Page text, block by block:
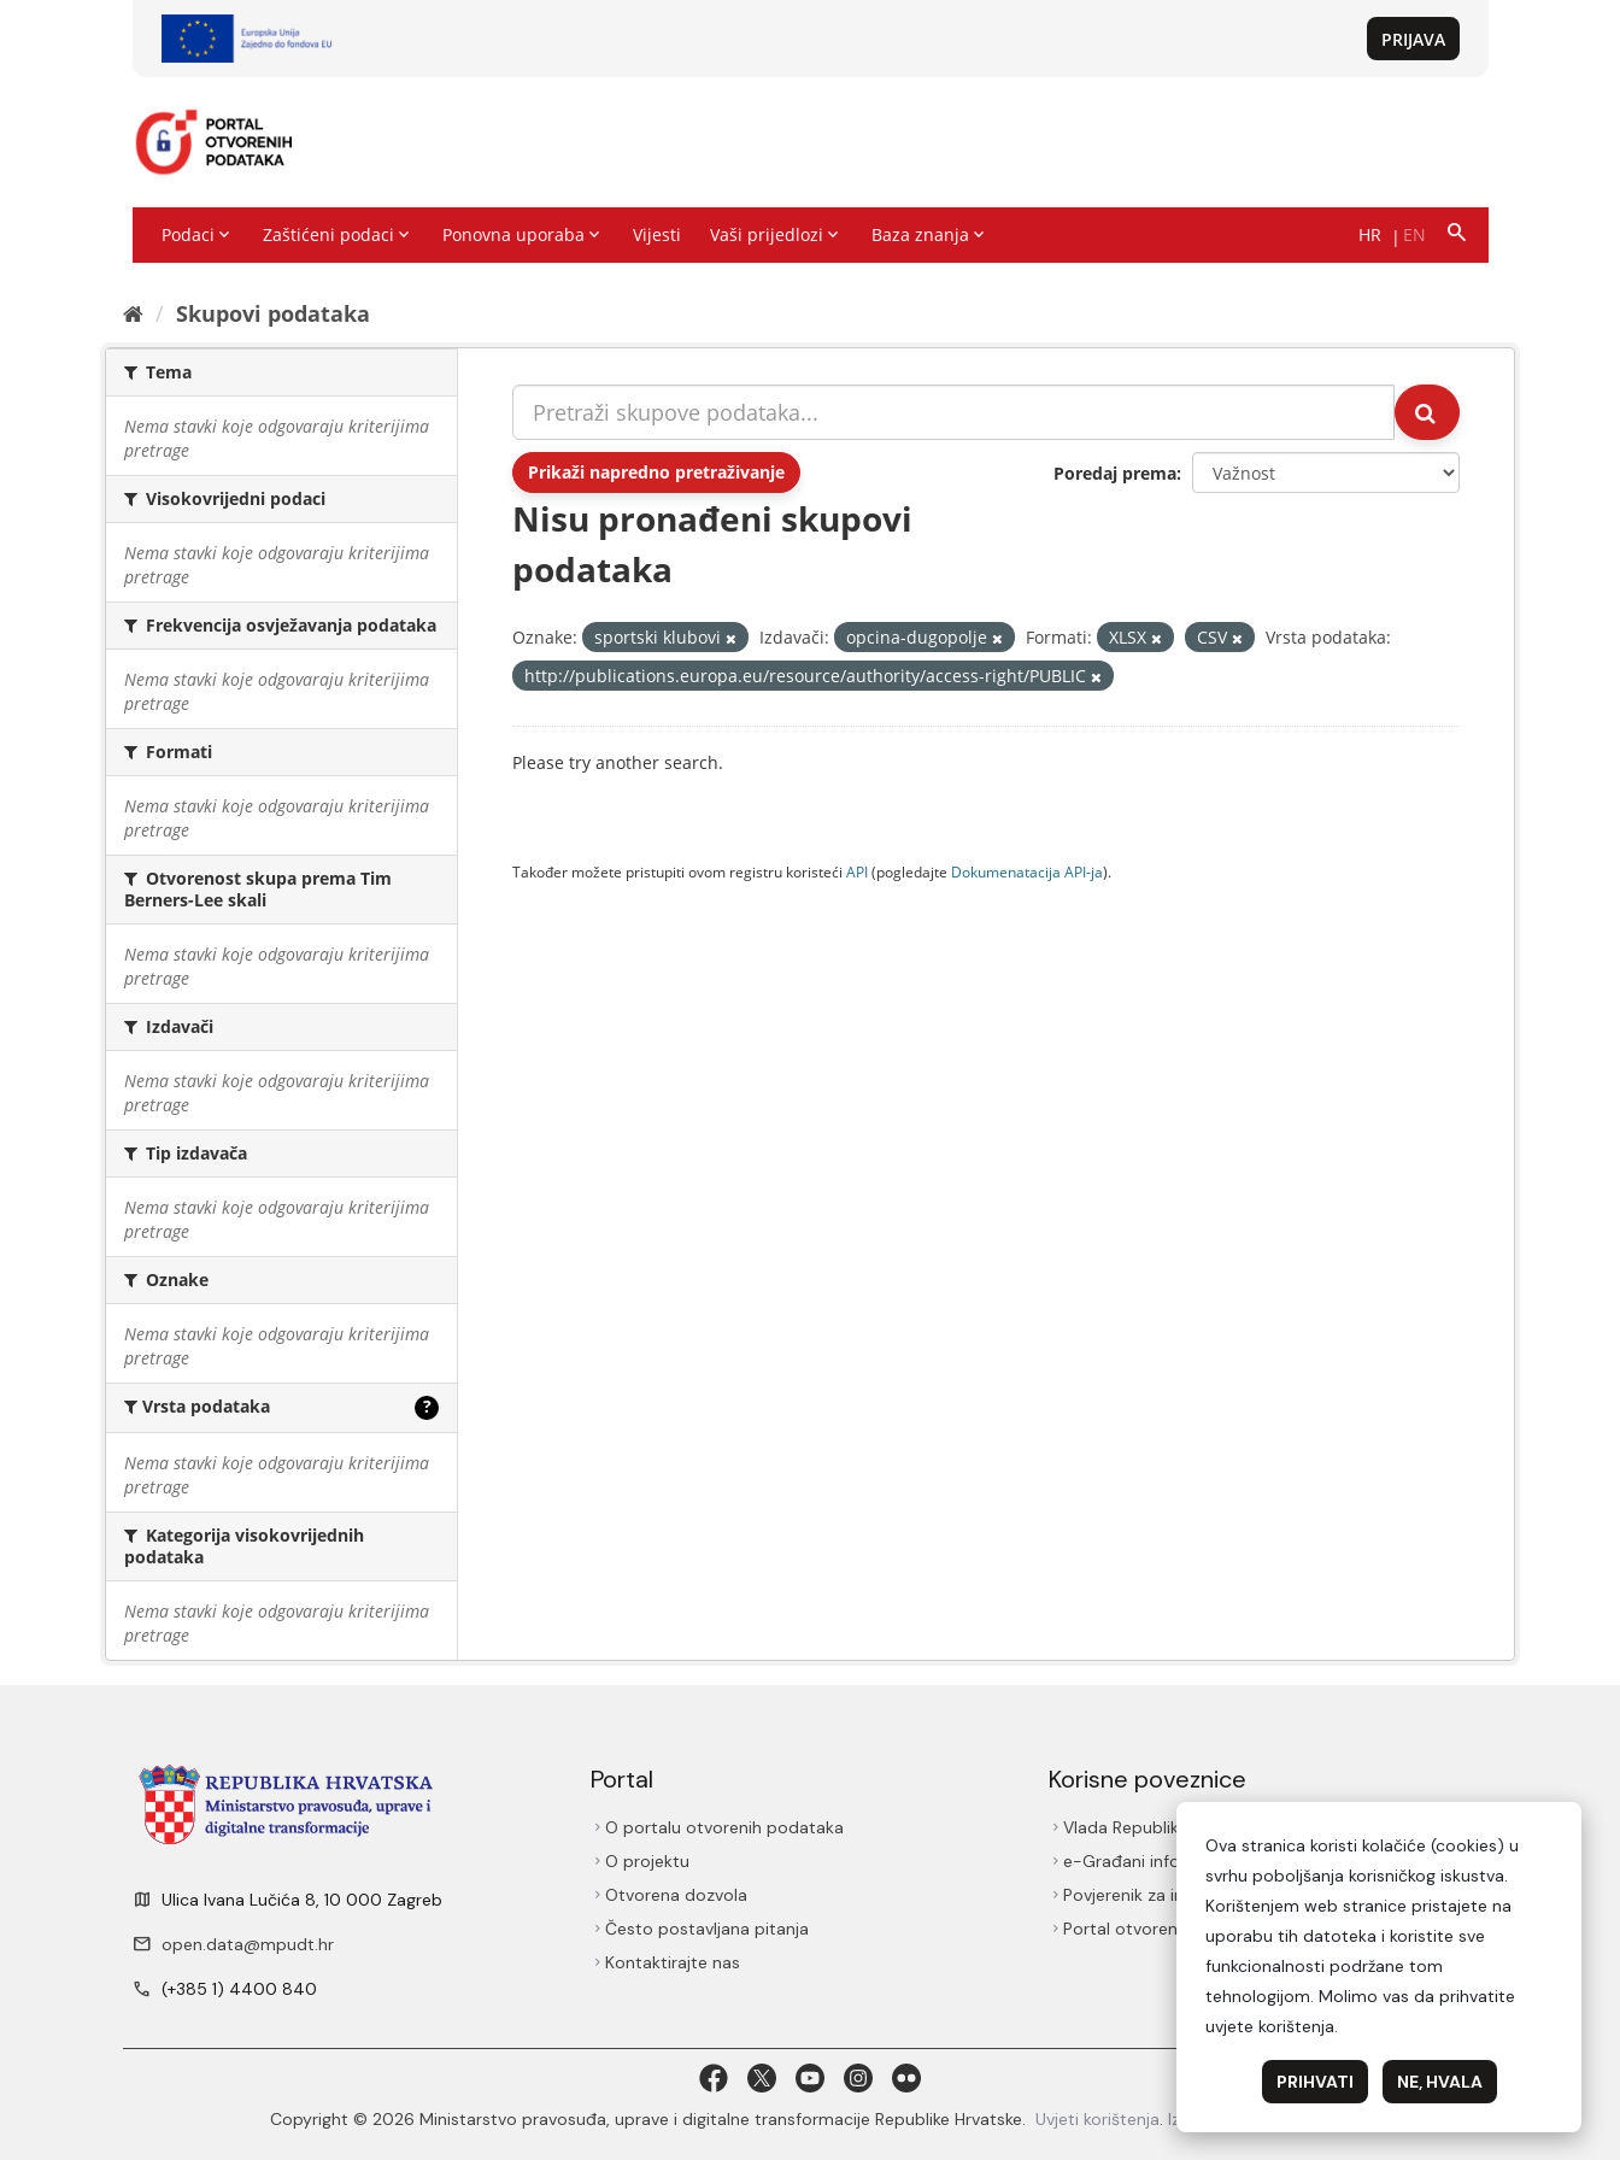
Skupovi podаtаkа
Tema
Nema stavki koje odgovaraju kriterijima
pretrage
Visokovrijedni podaci
Nema stavki koje odgovaraju kriterijima
pretrage
Frekvencija osvježavanja podataka
Nema stavki koje odgovaraju kriterijima
pretrage
Formati
Nema stavki koje odgovaraju kriterijima
pretrage
Otvorenost skupa prema Tim
Berners-Lee skali
Nema stavki koje odgovaraju kriterijima
pretrage
Izdavači
Nema stavki koje odgovaraju kriterijima
pretrage
Tip izdavača
Nema stavki koje odgovaraju kriterijima
pretrage
Oznake
Nema stavki koje odgovaraju kriterijima
pretrage
Vrsta podataka ?
Nema stavki koje odgovaraju kriterijima
pretrage
Kategorija visokovrijednih
podataka
Nema stavki koje odgovaraju kriterijima
pretrage
Prikaži napredno pretraživanje Poredaj prema
Nisu pronađeni skupovi
podataka
Oznake: sportski klubovi Izdavači: opcina-dugopolje Formati: XLSX CSV
Vrsta podataka:
http://publications.europa.eu/resource/authority/access-right/PUBLIC
Please try another search.
Također možete pristupiti ovom registru koristeći API(pogledajte Dokumenаtаcijа API-jа).